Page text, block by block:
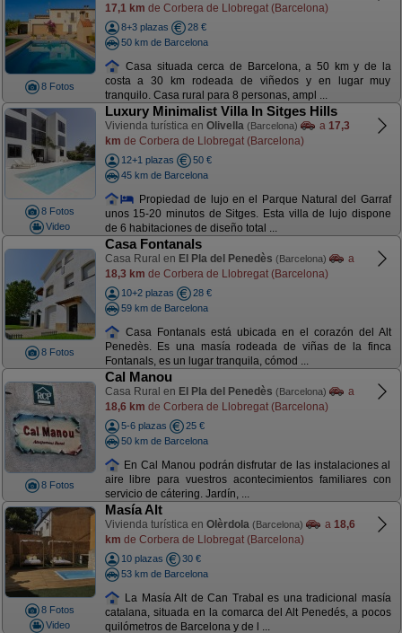
8 Fotos
17,1 km de Corbera de Llobregat (Barcelona)
8+3 plazas
28 €
50 km de Barcelona
Casa situada cerca de Barcelona, a 50 km y de la
costa a 30 km rodeada de viñedos y en lugar muy
tranquilo. Casa rural para 8 personas, ampl ...
8 Fotos
Video
Luxury Minimalist Villa In Sitges Hills
Vivienda turística en Olivella (Barcelona) a 17,3
km de Corbera de Llobregat (Barcelona)
12+1 plazas
50 €
45 km de Barcelona
Propiedad de lujo en el Parque Natural del Garraf
unos 15-20 minutos de Sitges. Esta villa de lujo dispone
de 6 habitaciones de diseño total ...
8 Fotos
Casa Fontanals
Casa Rural en El Pla del Penedès (Barcelona)
a
18,3 km de Corbera de Llobregat (Barcelona)
10+2 plazas
28 €
59 km de Barcelona
Casa Fontanals está ubicada en el corazón del Alt
Penedès. Es una masía rodeada de viñas de la finca
Fontanals, es un lugar tranquila, cómod ...
8 Fotos
Cal Manou
Casa Rural en El Pla del Penedès (Barcelona)
a
18,6 km de Corbera de Llobregat (Barcelona)
5-6 plazas
25 €
50 km de Barcelona
En Cal Manou podrán disfrutar de las instalaciones al
aire libre para vuestros acontecimientos familiares con
servicio de cátering. Jardín, ...
8 Fotos
Video
Masía Alt
Vivienda turística en Olèrdola (Barcelona) a 18,6
km de Corbera de Llobregat (Barcelona)
10 plazas
30 €
53 km de Barcelona
La Masía Alt de Can Trabal es una tradicional masía
catalana, situada en la comarca del Alt Penedés, a pocos
quilómetros de Barcelona y de l ...